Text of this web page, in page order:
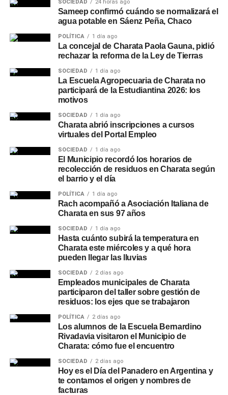
SOCIEDAD 24 horas ago
Sameep confirmó cuándo se normalizará el
agua potable en Sáenz Peña, Chaco
POLÍTICA 1 día ago
La concejal de Charata Paola Gauna, pidió
rechazar la reforma de la Ley de Tierras
SOCIEDAD 1 día ago
La Escuela Agropecuaria de Charata no
participará de la Estudiantina 2026: los
motivos
SOCIEDAD 1 día ago
Charata abrió inscripciones a cursos
virtuales del Portal Empleo
SOCIEDAD 1 día ago
El Municipio recordó los horarios de
recolección de residuos en Charata según
el barrio y el día
POLÍTICA 1 día ago
Rach acompañó a Asociación Italiana de
Charata en sus 97 años
SOCIEDAD 1 día ago
Hasta cuánto subirá la temperatura en
Charata este miércoles y a qué hora
pueden llegar las lluvias
SOCIEDAD 2 días ago
Empleados municipales de Charata
participaron del taller sobre gestión de
residuos: los ejes que se trabajaron
POLÍTICA 2 días ago
Los alumnos de la Escuela Bernardino
Rivadavia visitaron el Municipio de
Charata: cómo fue el encuentro
SOCIEDAD 2 días ago
Hoy es el Día del Panadero en Argentina y
te contamos el origen y nombres de
facturas